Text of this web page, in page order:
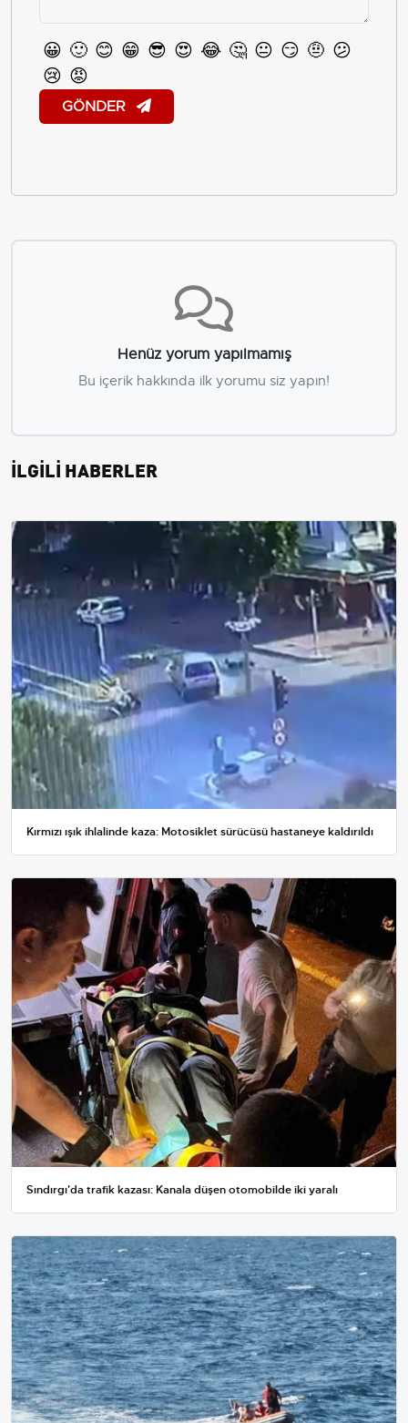
😀 🙂 😊 😁 😎 😍 😂 🤔 😐 😏 🤨 😕
😢 😡
GÖNDER
Henüz yorum yapılmamış
Bu içerik hakkında ilk yorumu siz yapın!
İLGİLİ HABERLER
Kırmızı ışık ihlalinde kaza: Motosiklet sürücüsü hastaneye kaldırıldı
Sındırgı'da trafik kazası: Kanala düşen otomobilde iki yaralı